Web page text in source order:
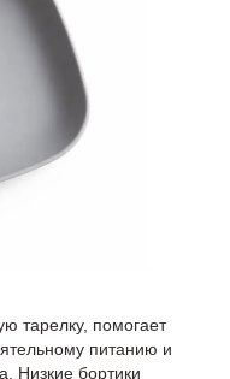
тарелку, помогает
питанию и
Низкие бортики